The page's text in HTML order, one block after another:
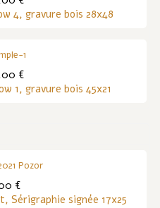
4, gravure bois 28x48
€
1, gravure bois 45x21
€
Sérigraphie signée 17x25